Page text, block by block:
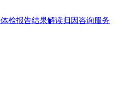
体检报告结果解读归因咨询服务